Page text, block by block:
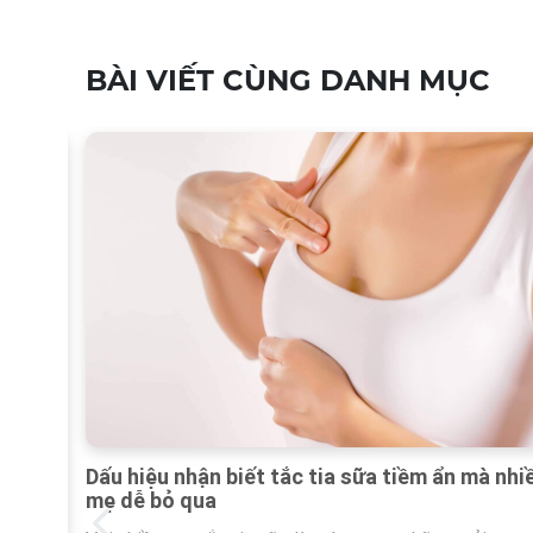
BÀI VIẾT CÙNG DANH MỤC
Dấu hiệu nhận biết tắc tia sữa tiềm ẩn mà
mẹ dễ bỏ qua